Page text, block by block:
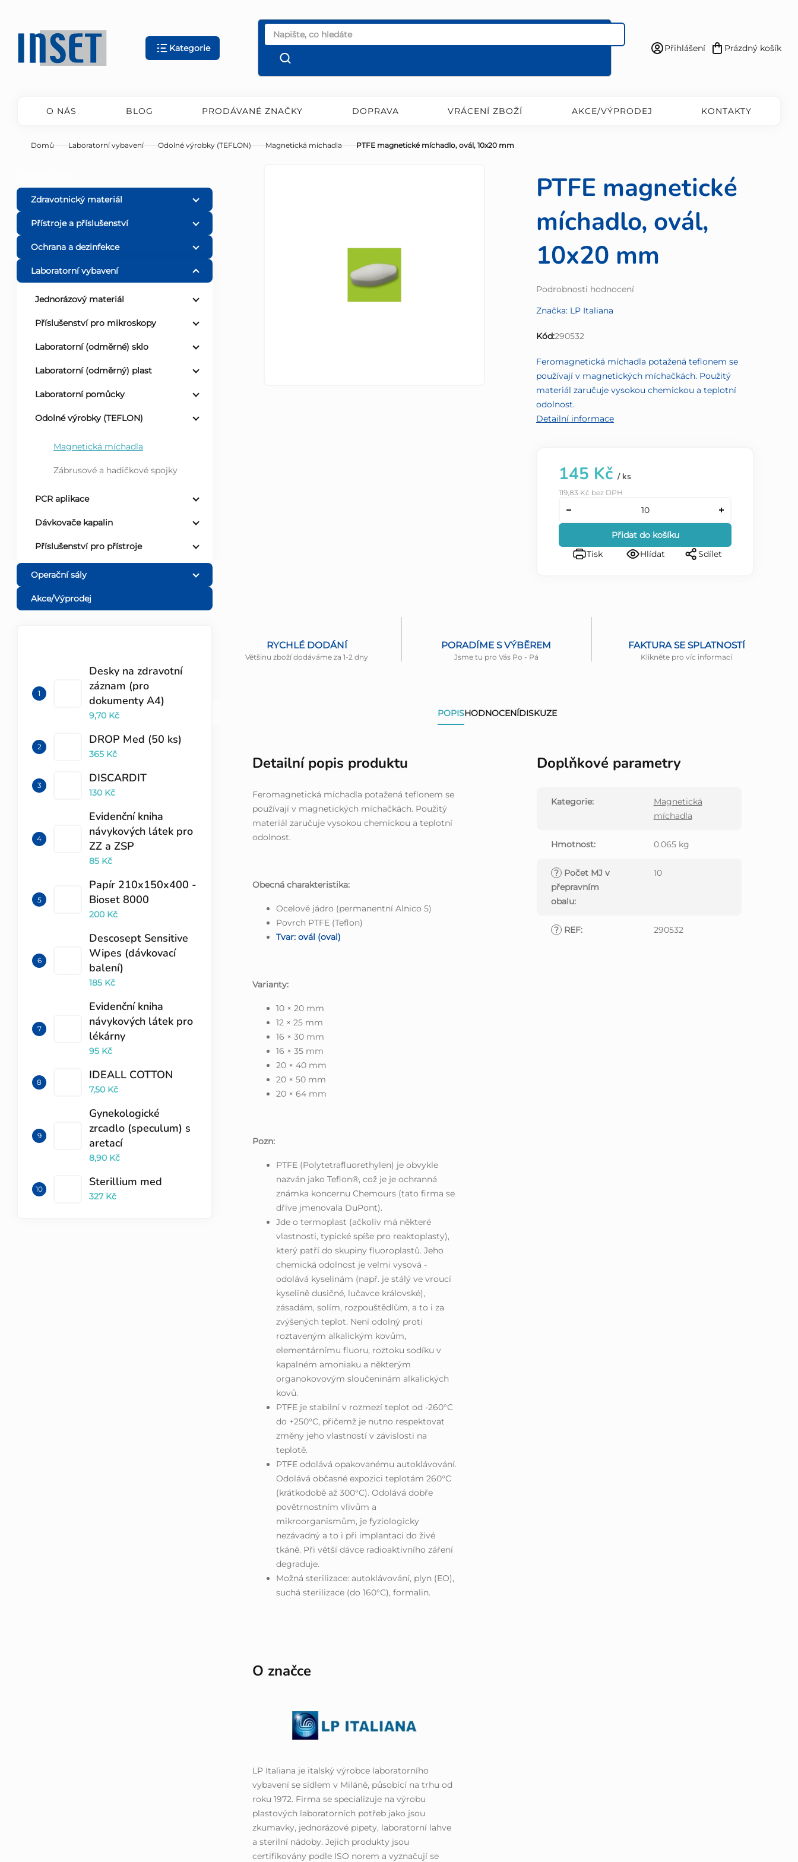
obsah
Kategorie
Přihlášení
Nákupní
Prázdný košík
O NÁS BLOG PRODÁVANÉ ZNAČKY DOPRAVA VRÁCENÍ ZBOŽÍ AKCE/VÝPRODEJ KONTAKTY
Domů Laboratorní vybavení Odolné výrobky (TEFLON) Magnetická míchadla PTFE magnetické míchadlo, ovál, 10x20 mm
o
s
t
l
Zdravotnický materiál
Přístroje a příslušenství
Ochrana a dezinfekce
Laboratorní vybavení
Jednorázový materiál
Příslušenství pro mikroskopy
Laboratorní (odměrné) sklo
Laboratorní (odměrný) plast
Laboratorní pomůcky
Odolné výrobky (TEFLON)
Magnetická míchadla
Zábrusové a hadičkové spojky
PCR aplikace
Dávkovače kapalin
Příslušenství pro přístroje
Operační sály
Akce/Výprodej
Desky na zdravotní
záznam (pro
dokumenty A4)
9,70 Kč
DROP Med (50 ks)
365 Kč
DISCARDIT
130 Kč
Evidenční kniha
návykových látek pro
ZZ a ZSP
85 Kč
Papír 210x150x400 -
Bioset 8000
200 Kč
Descosept Sensitive
Wipes (dávkovací
balení)
185 Kč
Evidenční kniha
návykových látek pro
lékárny
95 Kč
IDEALL COTTON
7,50 Kč
Gynekologické
zrcadlo (speculum) s
aretací
8,90 Kč
Sterillium med
327 Kč
PTFE magnetické
míchadlo, ovál,
10x20 mm
Průměrné
produktu
0,0
hvězdiček.
Podrobnosti hodnocení
Značka: LP Italiana
Kód:290532
Feromagnetická míchadla potažená teflonem se
používají v magnetických míchačkách. Použitý
materiál zaručuje vysokou chemickou a teplotní
odolnost.
Detailní informace
145 Kč / ks
119,83 Kč bez DPH
Přidat do košíku
Tisk
Hlídat Sdílet
RYCHLÉ DODÁNÍ
Většinu zboží dodáváme za 1-2 dny
PORADÍME S VÝBĚREM
Jsme tu pro Vás Po - Pá
FAKTURA SE SPLATNOSTÍ
Klikněte pro víc informací
POPISHODNOCENÍDISKUZE
Detailní popis produktu
Feromagnetická míchadla potažená teflonem se
používají v magnetických míchačkách. Použitý
materiál zaručuje vysokou chemickou a teplotní
odolnost.
Obecná charakteristika:
Ocelové jádro (permanentní Alnico 5)
Povrch PTFE (Teflon)
Tvar: ovál (oval)
Varianty:
10 × 20 mm
12 × 25 mm
16 × 30 mm
16 × 35 mm
20 × 40 mm
20 × 50 mm
20 × 64 mm
Pozn:
PTFE (Polytetrafluorethylen) je obvykle
nazván jako Teflon®, což je je ochranná
známka koncernu Chemours (tato firma se
dříve jmenovala DuPont).
Jde o termoplast (ačkoliv má některé
vlastnosti, typické spíše pro reaktoplasty),
který patří do skupiny fluoroplastů. Jeho
chemická odolnost je velmi vysová -
odolává kyselinám (např. je stálý ve vroucí
kyselině dusičné, lučavce královské),
zásadám, solím, rozpouštědlům, a to i za
zvýšených teplot. Není odolný proti
roztaveným alkalickým kovům,
elementárnímu fluoru, roztoku sodíku v
kapalném amoniaku a některým
organokovovým sloučeninám alkalických
kovů.
PTFE je stabilní v rozmezí teplot od -260°C
do +250°C, přičemž je nutno respektovat
změny jeho vlastností v závislosti na
teplotě.
PTFE odolává opakovanému autoklávování.
Odolává občasné expozici teplotám 260°C
(krátkodobě až 300°C). Odolává dobře
povětrnostním vlivům a
mikroorganismům, je fyziologicky
nezávadný a to i při implantaci do živé
tkáně. Při větší dávce radioaktivního záření
degraduje.
Možná sterilizace: autoklávování, plyn (EO),
suchá sterilizace (do 160°C), formalin.
O značce
LP Italiana je italský výrobce laboratorního
vybavení se sídlem v Miláně, působící na trhu od
roku 1972. Firma se specializuje na výrobu
plastových laboratorních potřeb jako jsou
zkumavky, jednorázové pipety, laboratorní lahve
a sterilní nádoby. Jejich produkty jsou
certifikovány podle ISO norem a vyznačují se
Doplňkové parametry
Kategorie:
Magnetická
míchadla
Hmotnost: 0.065 kg
? Počet MJ v
přepravním
obalu:
10
? REF: 290532